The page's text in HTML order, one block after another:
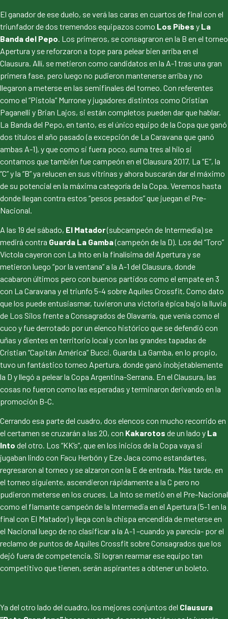
El ganador de ese duelo, se verá las caras en cuartos de final con el
triunfador de dos tremendos equipazos como Los Pibes y La
Banda del Pepo . Los primeros, se consagraron en la B en el torneo
Apertura y se reforzaron a tope para pelear bien arriba en el
Clausura. Allí, se metieron como candidatos en la A-1 tras una gran
primera fase, pero luego no pudieron mantenerse arriba y no
llegaron a meterse en las semifinales del torneo. Con referentes
como el “Pistola” Murrone y jugadores distintos como Cristian
Paganelli y Brian Lajos, si están completos pueden dar que hablar.
La Banda del Pepo, en tanto, es el único equipo de la Copa que ganó
dos títulos el año pasado (a excepción de La Caravana que ganó
ambas A-1), y que como si fuera poco, suma tres al hilo si
contamos que también fue campeón en el Clausura 2017. La “E”, la
“C” y la “B” ya relucen en sus vitrinas y ahora buscarán dar el máximo
de su potencial en la máxima categoría de la Copa. Veremos hasta
donde llegan contra estos “pesos pesados” que juegan el Pre-
Nacional.
A las 19 del sábado, El Matador(subcampeón de Intermedia) se
medirá contra Guarda La Gamba(campeón de la D). Los del “Toro”
Víctola cayeron con La Into en la finalísima del Apertura y se
metieron luego “por la ventana” a la A-1 del Clausura, donde
acabaron últimos pero con buenos partidos como el empate en 3
con La Caravana y el triunfo 5-4 sobre Aquiles Crossfit. Como dato
que los puede entusiasmar, tuvieron una victoria épica bajo la lluvia
de Los Silos frente a Consagrados de Olavarría, que venía como el
cuco y fue derrotado por un elenco histórico que se defendió con
uñas y dientes en territorio local y con las grandes tapadas de
Cristian “Capitán América” Bucci. Guarda La Gamba, en lo propio,
tuvo un fantástico torneo Apertura, donde ganó inobjetablemente
la D y llegó a pelear la Copa Argentina-Serrana. En el Clausura, las
cosas no fueron como las esperadas y terminaron derivando en la
promoción B-C.
Cerrando esa parte del cuadro, dos elencos con mucho recorrido en
el certamen se cruzarán a las 20, con Kakarotos de un lado y La
Into del otro. Los “KK’s”, que en los inicios de la Copa vaya si
jugaban lindo con Facu Herbón y Eze Jaca como estandartes,
regresaron al torneo y se alzaron con la E de entrada. Más tarde, en
el torneo siguiente, ascendieron rápidamente a la C pero no
pudieron meterse en los cruces. La Into se metió en el Pre-Nacional
como el flamante campeón de la Intermedia en el Apertura (5-1 en la
final con El Matador) y llega con la chispa encendida de meterse en
el Nacional luego de no clasificar a la A-1 –cuando ya parecía- por el
reclamo de puntos de Aquiles Crossfit sobre Consagrados que los
dejó fuera de competencia. Si logran rearmar ese equipo tan
competitivo que tienen, serán aspirantes a obtener un boleto.
Ya del otro lado del cuadro, los mejores conjuntos del Clausura